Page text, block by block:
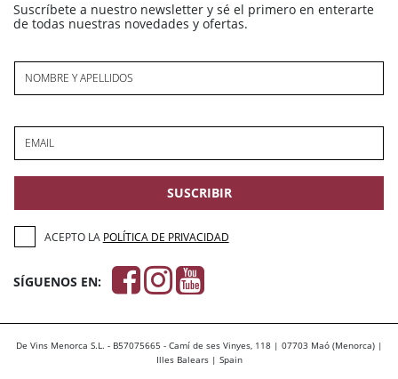
Suscríbete a nuestro newsletter y sé el primero en enterarte
de todas nuestras novedades y ofertas.
NOMBRE Y APELLIDOS
EMAIL
SUSCRIBIR
ACEPTO LA POLÍTICA DE PRIVACIDAD
SÍGUENOS EN:
De Vins Menorca S.L. - B57075665 - Camí de ses Vinyes, 118 | 07703 Maó (Menorca) |
Illes Balears | Spain